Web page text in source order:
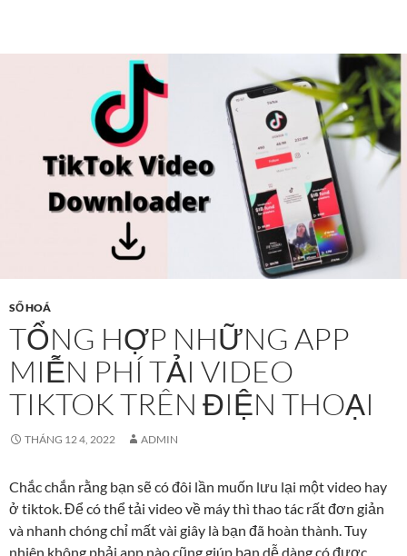
SỐ HOÁ
TỔNG HỢP NHỮNG APP
MIỄN PHÍ TẢI VIDEO
TIKTOK TRÊN ĐIỆN THOẠI
THÁNG 12 4, 2022 ADMIN
Chắc chắn rằng bạn sẽ có đôi lần muốn lưu lại một video hay
ở tiktok. Để có thể tải video về máy thì thao tác rất đơn giản
và nhanh chóng chỉ mất vài giây là bạn đã hoàn thành. Tuy
nhiên không phải app nào cũng giúp bạn dễ dàng có được